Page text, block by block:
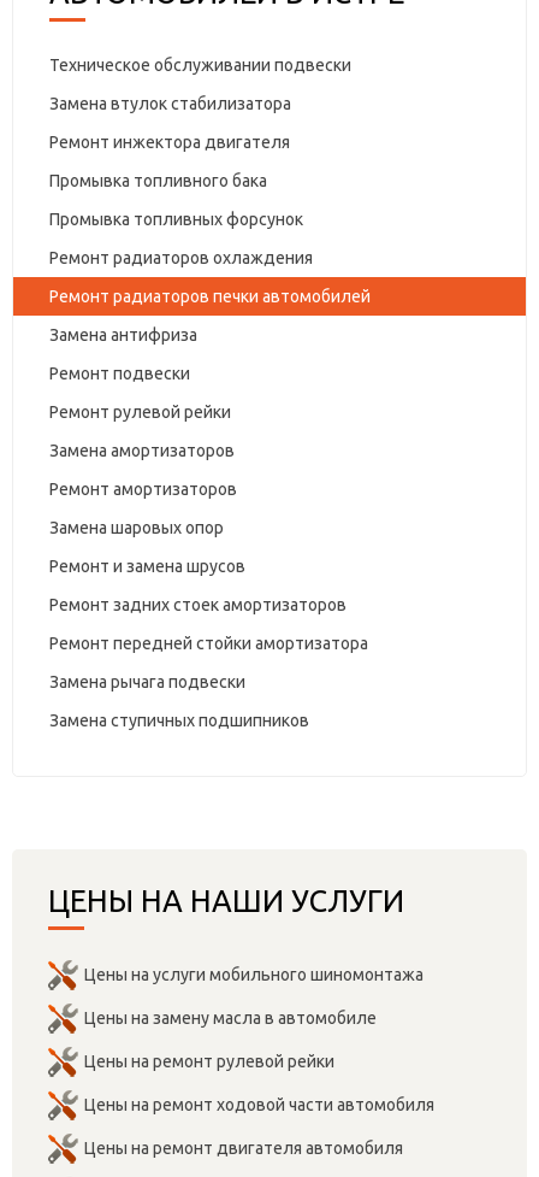
Техническое обслуживании подвески
Замена втулок стабилизатора
Ремонт инжектора двигателя
Промывка топливного бака
Промывка топливных форсунок
Ремонт радиаторов охлаждения
Ремонт радиаторов печки автомобилей
Замена антифриза
Ремонт подвески
Ремонт рулевой рейки
Замена амортизаторов
Ремонт амортизаторов
Замена шаровых опор
Ремонт и замена шрусов
Ремонт задних стоек амортизаторов
Ремонт передней стойки амортизатора
Замена рычага подвески
Замена ступичных подшипников
ЦЕНЫ НА НАШИ УСЛУГИ
Цены на услуги мобильного шиномонтажа
Цены на замену масла в автомобиле
Цены на ремонт рулевой рейки
Цены на ремонт ходовой части автомобиля
Цены на ремонт двигателя автомобиля